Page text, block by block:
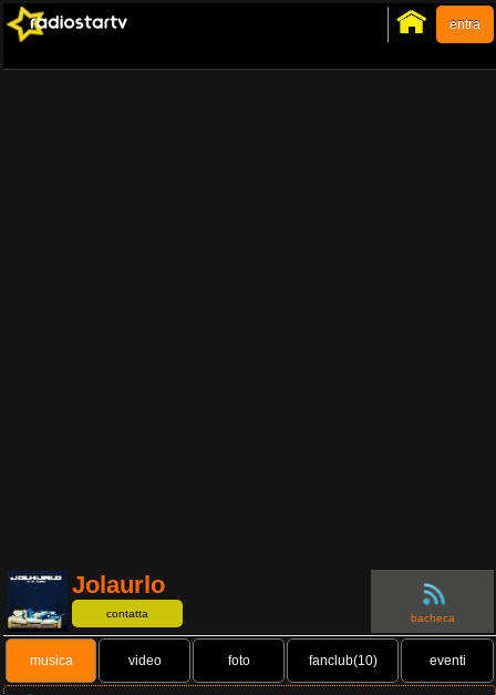
entra
Jolaurlo
contatta bacheca
musica video foto fanclub(10) eventi